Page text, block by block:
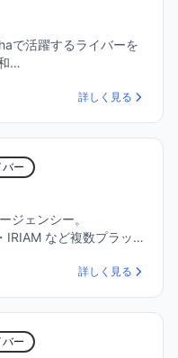
で活躍するライバーを
…
詳しく見る
ー
ジェンシー。
IRIAM など複数プラッ…
詳しく見る
ー